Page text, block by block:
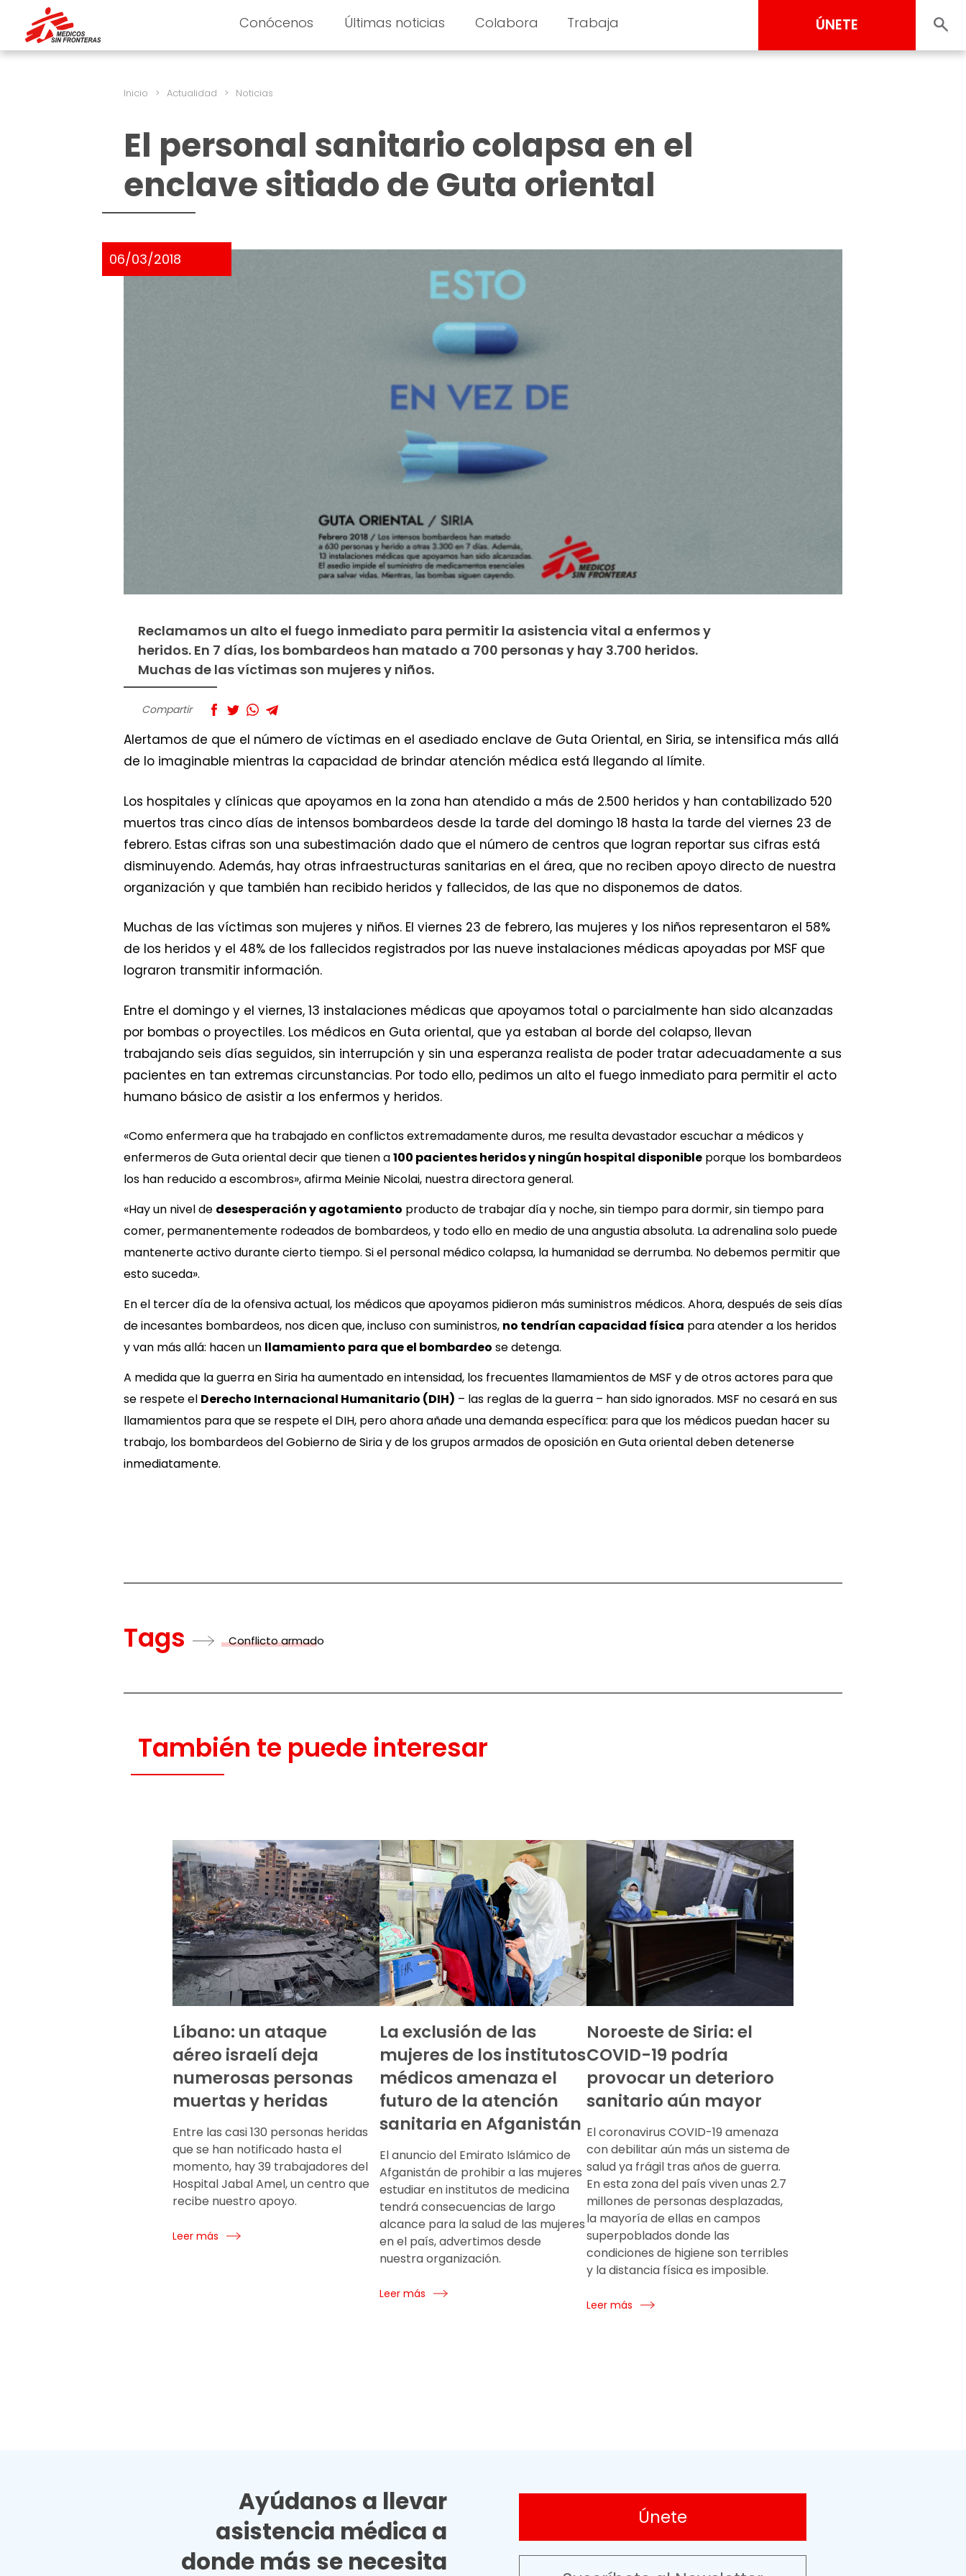
Conócenos Últimas noticias Colabora Trabaja ÚNETE
Inicio > Actualidad > Noticias
El personal sanitario colapsa en el
enclave sitiado de Guta oriental
06/03/2018
Reclamamos un alto el fuego inmediato para permitir la asistencia vital a enfermos y
heridos. En 7 días, los bombardeos han matado a 700 personas y hay 3.700 heridos.
Muchas de las víctimas son mujeres y niños.
Compartir
Alertamos de que el número de víctimas en el asediado enclave de Guta Oriental, en Siria, se intensifica más allá
de lo imaginable mientras la capacidad de brindar atención médica está llegando al límite.
Los hospitales y clínicas que apoyamos en la zona han atendido a más de 2.500 heridos y han contabilizado 520
muertos tras cinco días de intensos bombardeos desde la tarde del domingo 18 hasta la tarde del viernes 23 de
febrero. Estas cifras son una subestimación dado que el número de centros que logran reportar sus cifras está
disminuyendo. Además, hay otras infraestructuras sanitarias en el área, que no reciben apoyo directo de nuestra
organización y que también han recibido heridos y fallecidos, de las que no disponemos de datos.
Muchas de las víctimas son mujeres y niños. El viernes 23 de febrero, las mujeres y los niños representaron el 58%
de los heridos y el 48% de los fallecidos registrados por las nueve instalaciones médicas apoyadas por MSF que
lograron transmitir información.
Entre el domingo y el viernes, 13 instalaciones médicas que apoyamos total o parcialmente han sido alcanzadas
por bombas o proyectiles. Los médicos en Guta oriental, que ya estaban al borde del colapso, llevan
trabajando seis días seguidos, sin interrupción y sin una esperanza realista de poder tratar adecuadamente a sus
pacientes en tan extremas circunstancias. Por todo ello, pedimos un alto el fuego inmediato para permitir el acto
humano básico de asistir a los enfermos y heridos.
«Como enfermera que ha trabajado en conflictos extremadamente duros, me resulta devastador escuchar a médicos y
enfermeros de Guta oriental decir que tienen a100 pacientes heridos y ningún hospital disponible porque los bombardeos
los han reducido a escombros», afirma Meinie Nicolai, nuestra directora general.
«Hay un nivel de desesperación y agotamiento producto de trabajar día y noche, sin tiempo para dormir, sin tiempo para
comer, permanentemente rodeados de bombardeos, y todo ello en medio de una angustia absoluta. La adrenalina solo puede
mantenerte activo durante cierto tiempo. Si el personal médico colapsa, la humanidad se derrumba. No debemos permitir que
esto suceda».
En el tercer día de la ofensiva actual, los médicos que apoyamos pidieron más suministros médicos. Ahora, después de seis días
de incesantes bombardeos, nos dicen que, incluso con suministros, no tendrían capacidad física para atender a los heridos
y van más allá: hacen un llamamiento para que el bombardeo se detenga.
A medida que la guerra en Siria ha aumentado en intensidad, los frecuentes llamamientos de MSF y de otros actores para que
se respete el Derecho Internacional Humanitario (DIH) – las reglas de la guerra – han sido ignorados. MSF no cesará en sus
llamamientos para que se respete el DIH, pero ahora añade una demanda específica: para que los médicos puedan hacer su
trabajo, los bombardeos del Gobierno de Siria y de los grupos armados de oposición en Guta oriental deben detenerse
inmediatamente.
Tags Conflicto armado
También te puede interesar
Líbano: un ataque
aéreo israelí deja
numerosas personas
muertas y heridas
Entre las casi 130 personas heridas
que se han notificado hasta el
momento, hay 39 trabajadores del
Hospital Jabal Amel, un centro que
recibe nuestro apoyo.
Leer más
La exclusión de las
mujeres de los institutos
médicos amenaza el
futuro de la atención
sanitaria en Afganistán
El anuncio del Emirato Islámico de
Afganistán de prohibir a las mujeres
estudiar en institutos de medicina
tendrá consecuencias de largo
alcance para la salud de las mujeres
en el país, advertimos desde
nuestra organización.
Leer más
Noroeste de Siria: el
COVID-19 podría
provocar un deterioro
sanitario aún mayor
El coronavirus COVID-19 amenaza
con debilitar aún más un sistema de
salud ya frágil tras años de guerra.
En esta zona del país viven unas 2.7
millones de personas desplazadas,
la mayoría de ellas en campos
superpoblados donde las
condiciones de higiene son terribles
y la distancia física es imposible.
Leer más
Ayúdanos a llevar
asistencia médica a
donde más se necesita
Únete